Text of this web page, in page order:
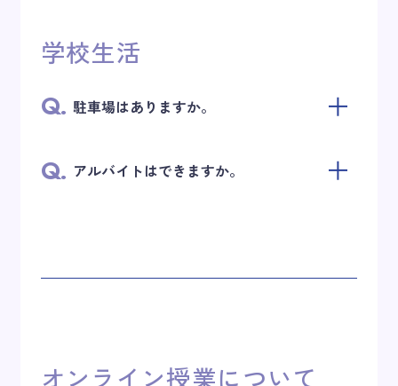
学校生活
Q. 駐車場はありますか。
Q. アルバイトはできますか。
オンライン授業について